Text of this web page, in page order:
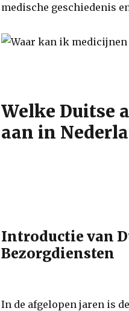
medische geschiedenis
Welke Duitse
aan in
Introductie van
Bezorgdiensten
In de afgelopen jaren is